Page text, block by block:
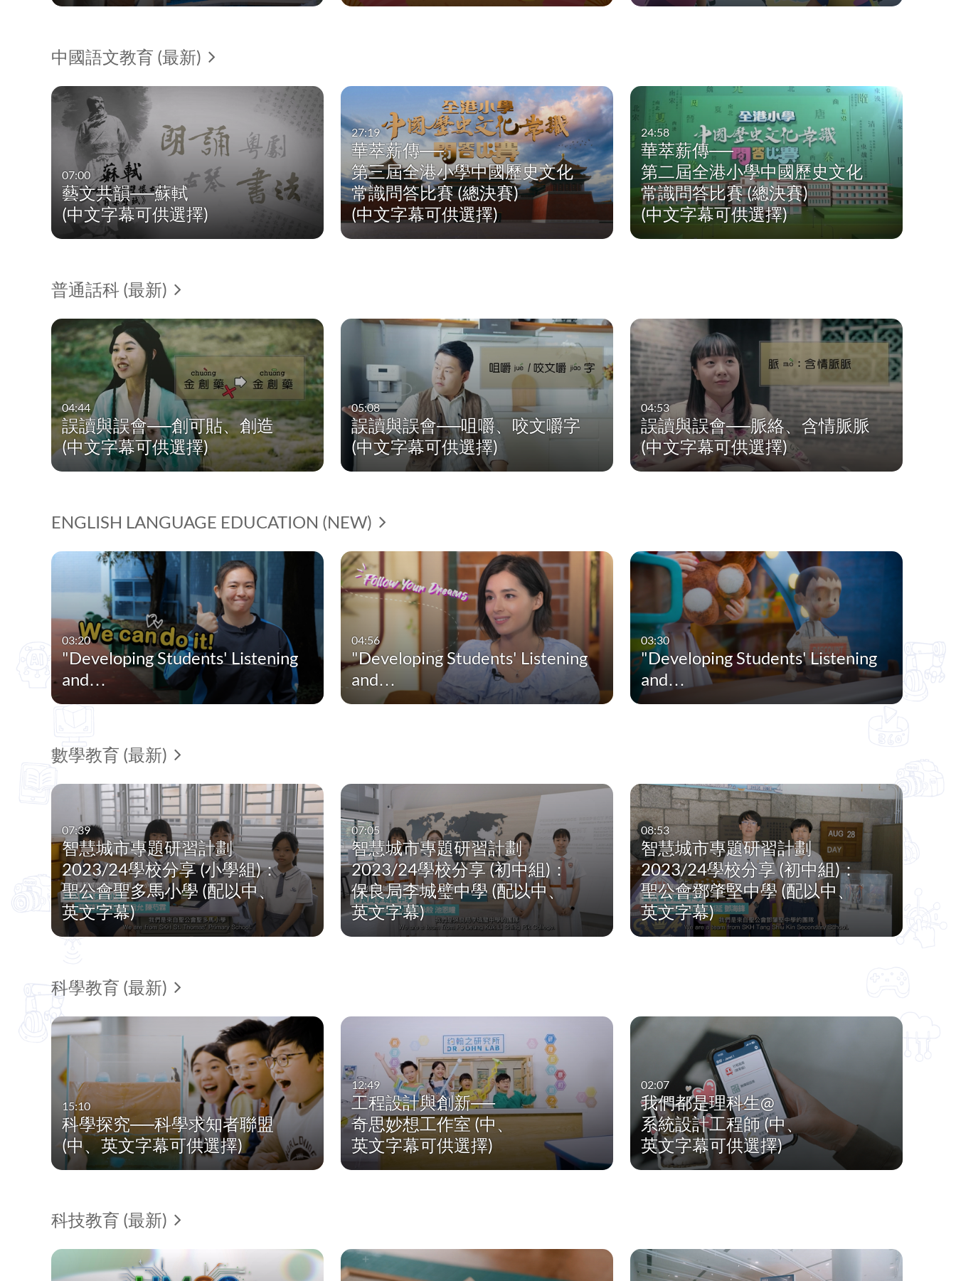
中國語文教育 (最新)
07:00
藝文共韻──蘇軾
(中文字幕可供選擇)
27:19
華萃薪傳──
第三屆全港小學中國歷史文化
常識問答比賽 (總決賽)
(中文字幕可供選擇)
24:58
華萃薪傳──
第二屆全港小學中國歷史文化
常識問答比賽 (總決賽)
(中文字幕可供選擇)
普通話科 (最新)
04:44
誤讀與誤會──創可貼、創造
(中文字幕可供選擇)
05:08
誤讀與誤會──咀嚼、咬文嚼字
(中文字幕可供選擇)
04:53
誤讀與誤會──脈絡、含情脈脈
(中文字幕可供選擇)
ENGLISH LANGUAGE EDUCATION (NEW)
03:20
"Developing Students' Listening
and…
04:56
"Developing Students' Listening
and…
03:30
"Developing Students' Listening
and…
數學教育 (最新)
07:39
智慧城市專題研習計劃
2023/24學校分享 (小學組)：
聖公會聖多馬小學 (配以中、
英文字幕)
07:05
智慧城市專題研習計劃
2023/24學校分享 (初中組)：
保良局李城璧中學 (配以中、
英文字幕)
08:53
智慧城市專題研習計劃
2023/24學校分享 (初中組)：
聖公會鄧肇堅中學 (配以中、
英文字幕)
科學教育 (最新)
15:10
科學探究──科學求知者聯盟
(中、英文字幕可供選擇)
12:49
工程設計與創新──
奇思妙想工作室 (中、
英文字幕可供選擇)
02:07
我們都是理科生@
系統設計工程師 (中、
英文字幕可供選擇)
科技教育 (最新)